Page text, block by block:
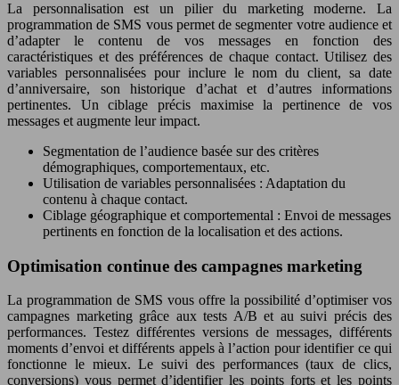
La personnalisation est un pilier du marketing moderne. La
programmation de SMS vous permet de segmenter votre audience et
d’adapter le contenu de vos messages en fonction des
caractéristiques et des préférences de chaque contact. Utilisez des
variables personnalisées pour inclure le nom du client, sa date
d’anniversaire, son historique d’achat et d’autres informations
pertinentes. Un ciblage précis maximise la pertinence de vos
messages et augmente leur impact.
Segmentation de l’audience basée sur des critères
démographiques, comportementaux, etc.
Utilisation de variables personnalisées : Adaptation du
contenu à chaque contact.
Ciblage géographique et comportemental : Envoi de messages
pertinents en fonction de la localisation et des actions.
Optimisation continue des campagnes marketing
La programmation de SMS vous offre la possibilité d’optimiser vos
campagnes marketing grâce aux tests A/B et au suivi précis des
performances. Testez différentes versions de messages, différents
moments d’envoi et différents appels à l’action pour identifier ce qui
fonctionne le mieux. Le suivi des performances (taux de clics,
conversions) vous permet d’identifier les points forts et les points